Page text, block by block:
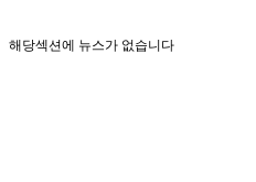
해당섹션에 뉴스가 없습니다